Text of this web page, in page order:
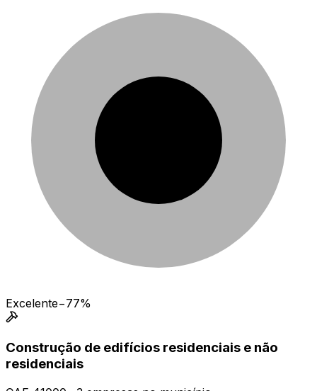
Excelente−77%
Construção de edifícios residenciais e não
residenciais